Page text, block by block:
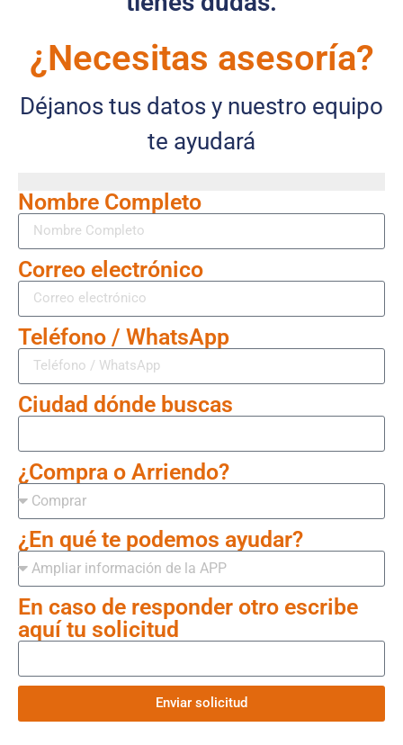
¿Necesitas asesoría?
Déjanos tus datos y nuestro equipo
te ayudará
Nombre Completo
Correo electrónico
Teléfono / WhatsApp
Ciudad dónde buscas
¿Compra o Arriendo?
¿En qué te podemos ayudar?
En caso de responder otro escribe
aquí tu solicitud
Enviar solicitud